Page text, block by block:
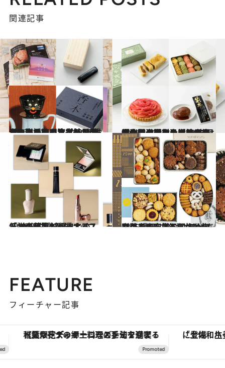
関連記事
2026.5.13
【もっと読む】【結果発表】贈りもの大賞2026 誰かのために選ぶなら、便利さとかわいさを兼ね備えた逸品を。第1位は新生活を応援するアイテム！
ライフスタイル 2026.5.13
【もっと読む】【結果発表】贈りもの大賞2026 日本全国のおいしいものの中から激戦をくぐりぬけ上位をしめたのは、ご当地の特産素材を活かしたグルメ。栄えある第1位は信州を代表するクラシックホテルの逸品に決定！
贈りもの
2026.1.7
伝説の美容ジャーナリスト・齋藤薫が断言する「100％失敗しない」コスメギフト27選まとめ
ビューティ＆ヘルス 2025.12.5
お菓子研究家おすすめの【クッキー缶7選】みっちり詰まった様子に惚れ惚れ！ 構想に3年をかけた逸品も
贈りもの
FEATURE
フィーチャー記事
【夏限定ディナーコース】旬を迎える稚鮎や花ズッキーニなどをイタリア・トスカーナの郷土料理の手法で満喫！